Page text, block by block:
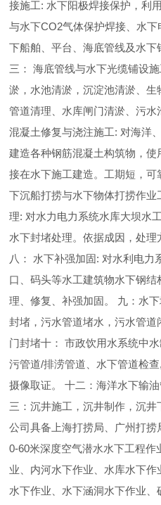
接施工: 水下阳极焊接保护，利
与水下CO2气体保护焊接、水
下船舶、平台、海底管线及水下
三： 海底管线与水下光缆铺设
淤，水池清淤，沉淀池清淤、
管道清理、水库闸门清淤、污
混凝土修复与浇注施工: 对海洋
建造各种钢筋混凝土构筑物，
接在水下施工建造。工期短，
下沉船打捞与水下物体打捞作
理: 对水力电力系统水库大坝水
水下封堵处理。依据成因，处理
八： 水下补强加固: 对水利电力
口、码头等水工建筑物水下钢
理、修复、补强加固。 九：水
封堵，污水管道堵水，污水管
门封堵十： 市政饮用水系统中
污管道/排涝管道、水下管道检
摄像取证。 十二：海洋水下输
三：沉井施工，沉井制作，沉井
公司具备上海打捞局、广州打
0-60米深度空气潜水水下工程
业、内河水下作业、水库水下
水下作业、水下涵洞水下作业